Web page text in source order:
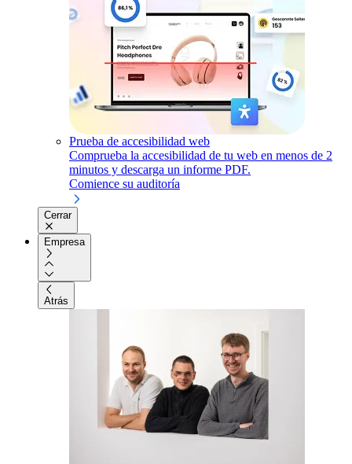
Prueba de accesibilidad web
Comprueba la accesibilidad de tu web en menos de 2
minutos y descarga un informe PDF.
Comience su auditoría
Cerrar
Empresa
Atrás